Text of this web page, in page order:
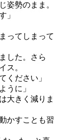
姿勢のまま。
」
ってしまって
した。さら
ス。
ください」
うに」
大きく減りま
かすことも習